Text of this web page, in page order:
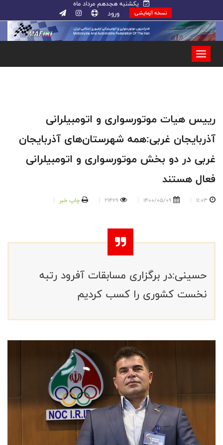
یکشنبه هجدهم مرداد ماه
نسخه آزمایشی ورود
رییس هیات موتورسواری و اتومبیلرانی
آذربایجان غربی:همه شهرستان‌های آذربایجان
غربی در دو بخش موتورسواری و اتومبیلرانی
فعال هستند
11:03
1400/05/09
21469 چاپ خبر
حسینی:در برگزاری مسابقات آفرود رتبه
نخست کشوری را کسب کردیم